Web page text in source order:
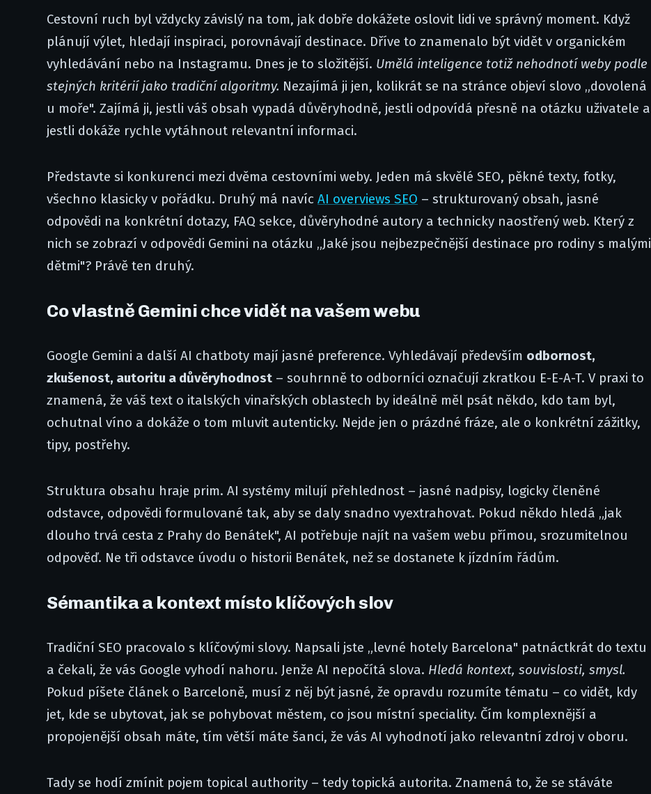
Cestovní ruch byl vždycky závislý na tom, jak dobře dokážete oslovit lidi ve správný moment. Když
plánují výlet, hledají inspiraci, porovnávají destinace. Dříve to znamenalo být vidět v organickém
vyhledávání nebo na Instagramu. Dnes je to složitější. Umělá inteligence totiž nehodnotí weby podle
stejných kritérií jako tradiční algoritmy. Nezajímá ji jen, kolikrát se na stránce objeví slovo „dovolená
u moře". Zajímá ji, jestli váš obsah vypadá důvěryhodně, jestli odpovídá přesně na otázku uživatele a
jestli dokáže rychle vytáhnout relevantní informaci.
Představte si konkurenci mezi dvěma cestovními weby. Jeden má skvělé SEO, pěkné texty, fotky,
všechno klasicky v pořádku. Druhý má navíc AI overviews SEO – strukturovaný obsah, jasné
odpovědi na konkrétní dotazy, FAQ sekce, důvěryhodné autory a technicky naostřený web. Který z
nich se zobrazí v odpovědi Gemini na otázku „Jaké jsou nejbezpečnější destinace pro rodiny s malými
dětmi"? Právě ten druhý.
Co vlastně Gemini chce vidět na vašem webu
Google Gemini a další AI chatboty mají jasné preference. Vyhledávají především odbornost,
zkušenost, autoritu a důvěryhodnost – souhrnně to odborníci označují zkratkou E-E-A-T. V praxi to
znamená, že váš text o italských vinařských oblastech by ideálně měl psát někdo, kdo tam byl,
ochutnal víno a dokáže o tom mluvit autenticky. Nejde jen o prázdné fráze, ale o konkrétní zážitky,
tipy, postřehy.
Struktura obsahu hraje prim. AI systémy milují přehlednost – jasné nadpisy, logicky členěné
odstavce, odpovědi formulované tak, aby se daly snadno vyextrahovat. Pokud někdo hledá „jak
dlouho trvá cesta z Prahy do Benátek", AI potřebuje najít na vašem webu přímou, srozumitelnou
odpověď. Ne tři odstavce úvodu o historii Benátek, než se dostanete k jízdním řádům.
Sémantika a kontext místo klíčových slov
Tradiční SEO pracovalo s klíčovými slovy. Napsali jste „levné hotely Barcelona" patnáctkrát do textu
a čekali, že vás Google vyhodí nahoru. Jenže AI nepočítá slova. Hledá kontext, souvislosti, smysl.
Pokud píšete článek o Barceloně, musí z něj být jasné, že opravdu rozumíte tématu – co vidět, kdy
jet, kde se ubytovat, jak se pohybovat městem, co jsou místní speciality. Čím komplexnější a
propojenější obsah máte, tím větší máte šanci, že vás AI vyhodnotí jako relevantní zdroj v oboru.
Tady se hodí zmínit pojem topical authority – tedy topická autorita. Znamená to, že se stáváte